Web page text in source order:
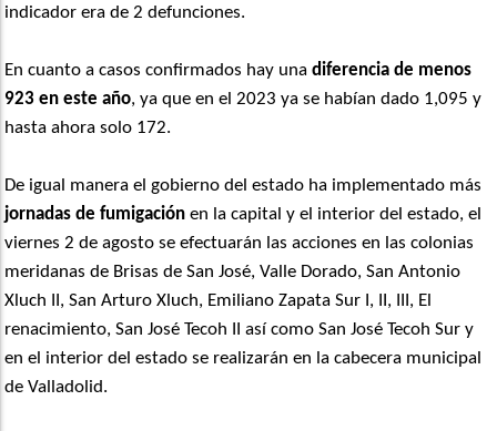
indicador era de 2 defunciones.
En cuanto a casos confirmados hay unadiferencia de menos
923 en este año, ya que en el 2023 ya se habían dado 1,095 y
hasta ahora solo 172.
De igual manera el gobierno del estado ha implementado más
jornadas de fumigación en la capital y el interior del estado, el
viernes 2 de agosto se efectuarán las acciones en las colonias
meridanas de Brisas de San José, Valle Dorado, San Antonio
Xluch II, San Arturo Xluch, Emiliano Zapata Sur I, II, III, El
renacimiento, San José Tecoh II así como San José Tecoh Sur y
en el interior del estado se realizarán en la cabecera municipal
de Valladolid.